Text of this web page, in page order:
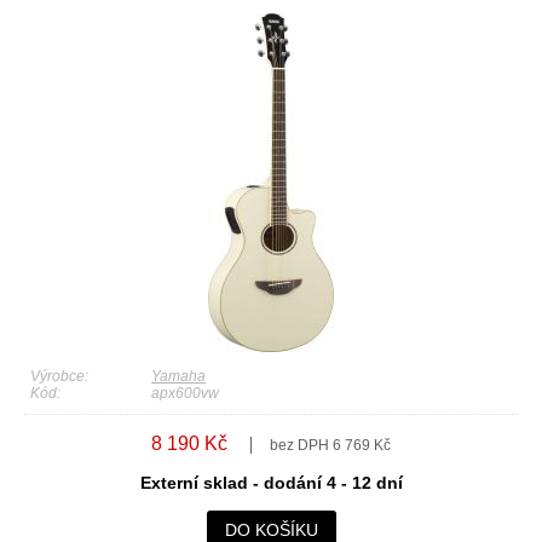
Výrobce:
Yamaha
Kód:
apx600vw
8 190 Kč bez DPH 6 769 Kč
Externí sklad - dodání 4 - 12 dní
DO KOŠÍKU